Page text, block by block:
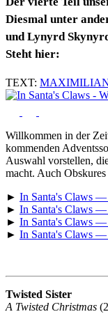
Diesmal unter
und Lynyrd
Steht hier:
TEXT:
Willkommen in der
kommenden
Auswahl vorstellen,
macht. Auch
► In Santa's Claws —
► In Santa's Claws —
► In Santa's Claws —
► In Santa's Claws —
Twisted Sister
A Twisted Christmas